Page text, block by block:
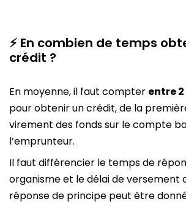
⚡ En combien de temps
crédit ?
En moyenne, il faut compter entre
pour obtenir un crédit, de la
virement des fonds sur le compte
l’emprunteur.
Il faut différencier le temps de
organisme et le délai de versement
réponse de principe peut être